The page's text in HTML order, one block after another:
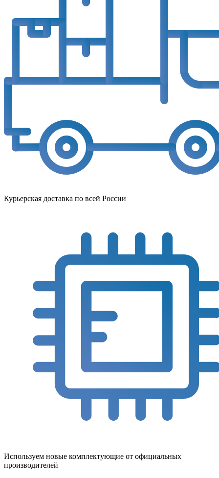
Курьерская доставка по всей России
Используем новые комплектующие от официальных
производителей